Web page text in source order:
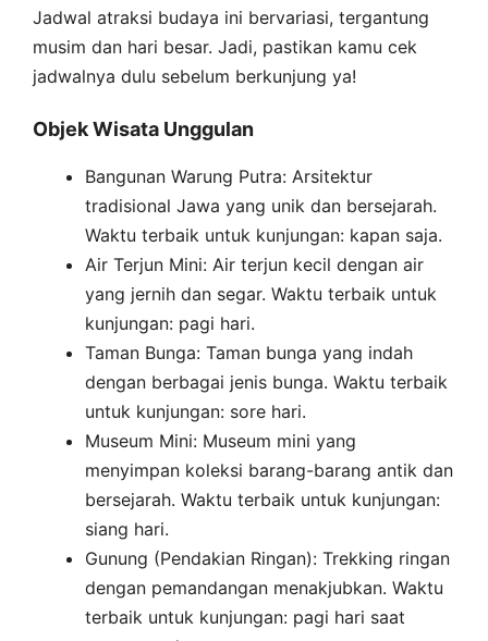
Jadwal atraksi budaya ini bervariasi, tergantung
musim dan hari besar. Jadi, pastikan kamu cek
jadwalnya dulu sebelum berkunjung ya!
Objek Wisata Unggulan
Bangunan Warung Putra: Arsitektur
tradisional Jawa yang unik dan bersejarah.
Waktu terbaik untuk kunjungan: kapan saja.
Air Terjun Mini: Air terjun kecil dengan air
yang jernih dan segar. Waktu terbaik untuk
kunjungan: pagi hari.
Taman Bunga: Taman bunga yang indah
dengan berbagai jenis bunga. Waktu terbaik
untuk kunjungan: sore hari.
Museum Mini: Museum mini yang
menyimpan koleksi barang-barang antik dan
bersejarah. Waktu terbaik untuk kunjungan:
siang hari.
Gunung (Pendakian Ringan): Trekking ringan
dengan pemandangan menakjubkan. Waktu
terbaik untuk kunjungan: pagi hari saat